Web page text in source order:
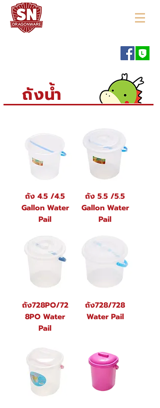
ถังน้ำ
ถัง 4.5 /4.5
Gallon Water
Pail
ถัง 5.5 /5.5
Gallon Water
Pail
ถัง728PO/72
8PO Water
Pail
ถัง728/728
Water Pail